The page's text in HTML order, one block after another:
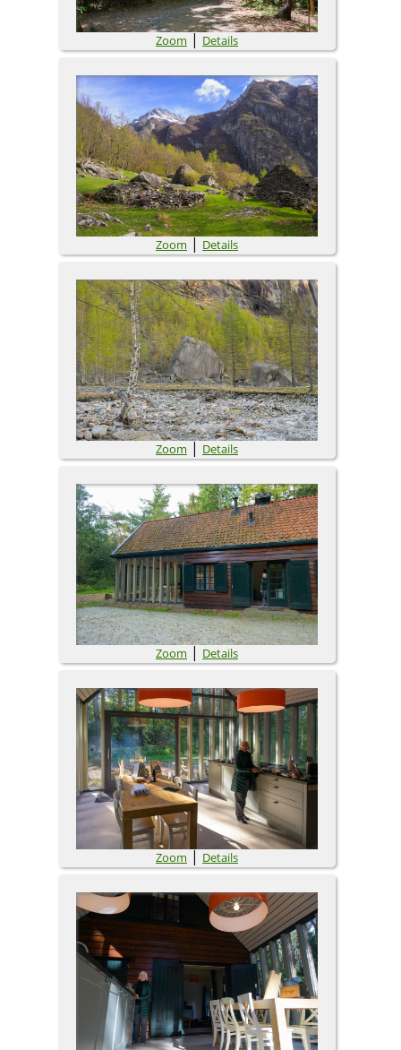
Zoom | Details
Zoom | Details
Zoom | Details
Zoom | Details
Zoom | Details